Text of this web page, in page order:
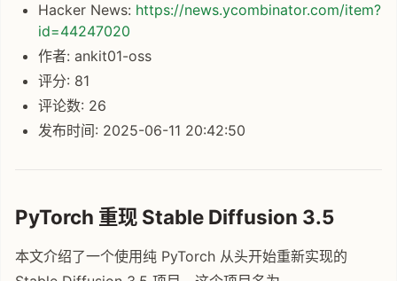
Hacker News: https://news.ycombinator.com/item?
id=44247020
作者: ankit01-oss
评分: 81
评论数: 26
发布时间: 2025-06-11 20:42:50
PyTorch 重现 Stable Diffusion 3.5
本文介绍了一个使用纯 PyTorch 从头开始重新实现的